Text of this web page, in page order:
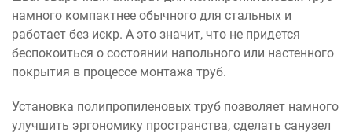
намного компактнее обычного для стальных и
работает без искр. А это значит, что не придется
беспокоиться о состоянии напольного или настенного
покрытия в процессе монтажа труб.
Установка полипропиленовых труб позволяет намного
улучшить эргономику пространства, сделать санузел